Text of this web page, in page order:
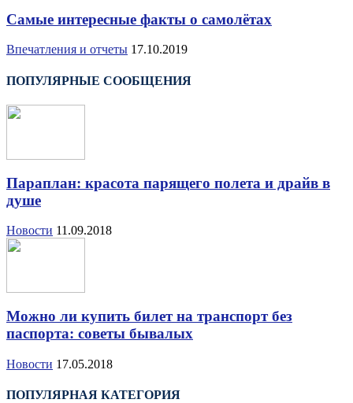
Самые интересные факты о самолётах
Впечатления и отчеты 17.10.2019
ПОПУЛЯРНЫЕ СООБЩЕНИЯ
Параплан: красота парящего полета и драйв в
душе
Новости 11.09.2018
Можно ли купить билет на транспорт без
паспорта: советы бывалых
Новости 17.05.2018
ПОПУЛЯРНАЯ КАТЕГОРИЯ